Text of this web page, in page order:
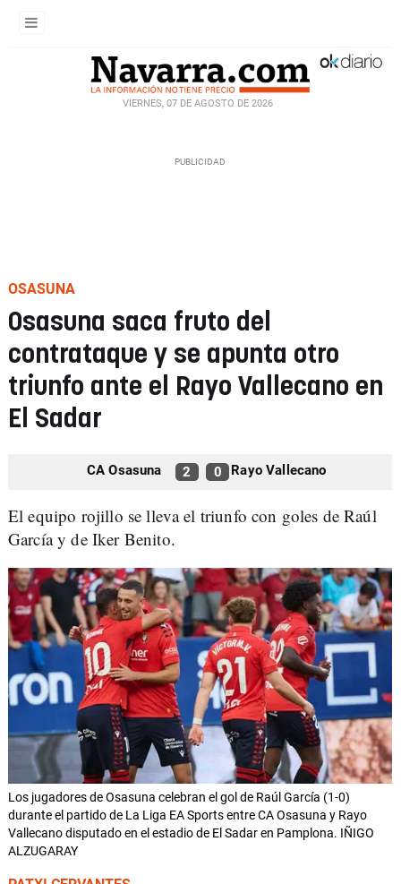
VIERNES, 07 DE AGOSTO DE 2026
OSASUNA
Osasuna saca fruto del
contrataque y se apunta otro
triunfo ante el Rayo Vallecano en
El Sadar
CA Osasuna 2 0 Rayo Vallecano
El equipo rojillo se lleva el triunfo con goles de Raúl
García y de Iker Benito.
Los jugadores de Osasuna celebran el gol de Raúl García (1-0)
durante el partido de La Liga EA Sports entre CA Osasuna y Rayo
Vallecano disputado en el estadio de El Sadar en Pamplona. IÑIGO
ALZUGARAY